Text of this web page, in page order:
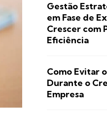
Gestão
em Fase de
Crescer com
Eficiência
Como Evitar
Durante o
Empresa